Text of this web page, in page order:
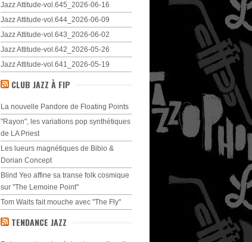
Jazz Attitude-vol.645_2026-06-16
Jazz Attitude-vol.644_2026-06-09
Jazz Attitude-vol.643_2026-06-02
Jazz Attitude-vol.642_2026-05-26
Jazz Attitude-vol.641_2026-05-19
CLUB JAZZ À FIP
La nouvelle Pandore de Floating Points
"Rayon", les variations pop synthétiques
de LA Priest
Les lueurs magnétiques de Bibio &
Dorian Concept
Blind Yeo affine sa transe folk cosmique
sur "The Lemoine Point"
Tom Waits fait mouche avec "The Fly"
TENDANCE JAZZ